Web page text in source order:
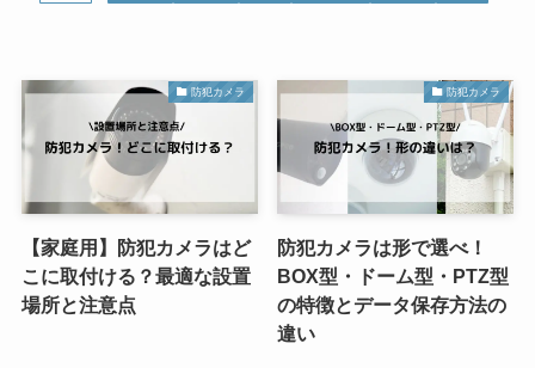
防犯カメラ
【家庭用】防犯カメラはど
こに取付ける？最適な設置
場所と注意点
防犯カメラ
防犯カメラは形で選べ！
BOX型・ドーム型・PTZ型
の特徴とデータ保存方法の
違い